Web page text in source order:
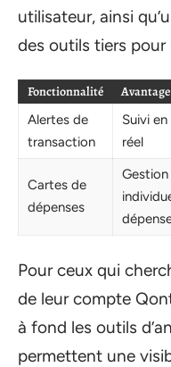
utilisateur, ainsi
des outils tiers
Fonctionnalité Avantage
Alertes de
transaction
Suivi
réel
Cartes de
dépenses
Gestion
Pour ceux qui
de leur compte
à fond les outils
permettent une